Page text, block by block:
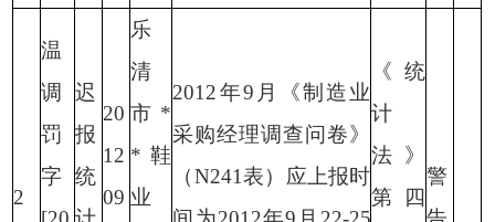
2
温
调
罚
字
迟
报
统
20
12
09
乐
清
市 *
* 鞋
业
2012年9 月《制造业
采购经理调查问卷》
（N241表）应上报时
《统
计
法》
第四
警